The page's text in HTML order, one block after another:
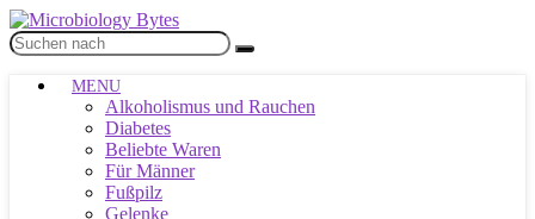
MENU
Alkoholismus und Rauchen
Diabetes
Beliebte Waren
Für Männer
Fußpilz
Gelenke